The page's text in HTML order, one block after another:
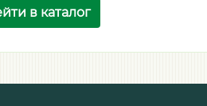
в каталог